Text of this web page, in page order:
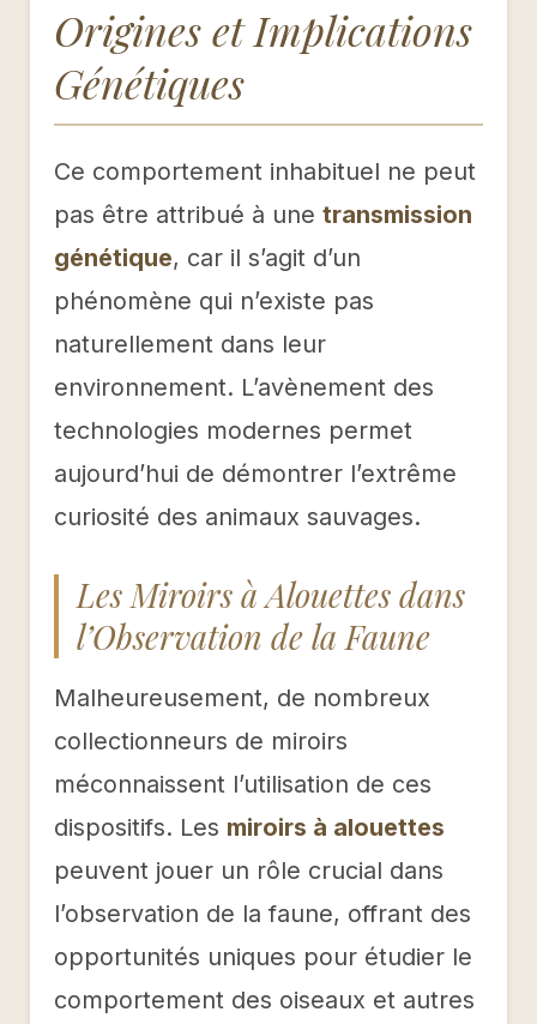
Origines et Implications
Génétiques
Ce comportement inhabituel ne peut
pas être attribué à une transmission
génétique, car il s’agit d’un
phénomène qui n’existe pas
naturellement dans leur
environnement. L’avènement des
technologies modernes permet
aujourd’hui de démontrer l’extrême
curiosité des animaux sauvages.
Les Miroirs à Alouettes dans
l’Observation de la Faune
Malheureusement, de nombreux
collectionneurs de miroirs
méconnaissent l’utilisation de ces
dispositifs. Les miroirs à alouettes
peuvent jouer un rôle crucial dans
l’observation de la faune, offrant des
opportunités uniques pour étudier le
comportement des oiseaux et autres